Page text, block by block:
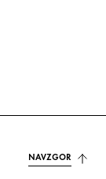
NAVZGOR